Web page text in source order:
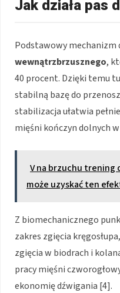
Jak działa pas
Podstawowy mechanizm
wewnątrzbrzusznego,
40 procent. Dzięki temu
stabilną bazę do
stabilizacja ułatwia
mięśni kończyn dolnych
V na brzuchu trening
może uzyskać ten
Z biomechanicznego
zakres zgięcia
zgięcia w biodrach i
pracy mięśni
ekonomię dźwigania [4].